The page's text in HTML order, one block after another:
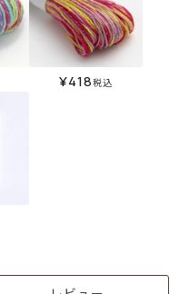
¥418税込